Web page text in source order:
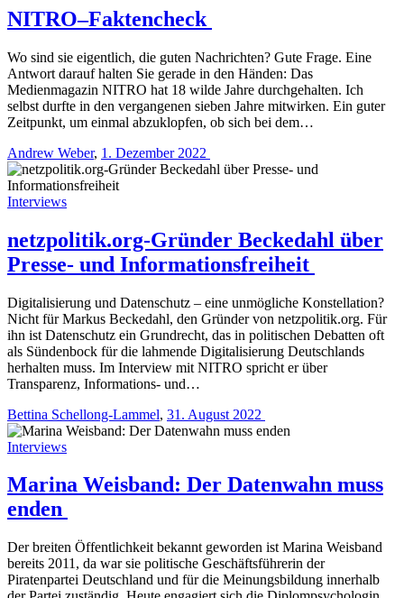
NITRO–Faktencheck
Wo sind sie eigentlich, die guten Nachrichten? Gute Frage. Eine
Antwort darauf halten Sie gerade in den Händen: Das
Medienmagazin NITRO hat 18 wilde Jahre durchgehalten. Ich
selbst durfte in den vergangenen sieben Jahre mitwirken. Ein guter
Zeitpunkt, um einmal abzuklopfen, ob sich bei dem…
Andrew Weber, 1. Dezember 2022
Interviews
netzpolitik.org-Gründer Beckedahl über
Presse- und Informationsfreiheit
Digitalisierung und Datenschutz – eine unmögliche Konstellation?
Nicht für Markus Beckedahl, den Gründer von netzpolitik.org. Für
ihn ist Datenschutz ein Grundrecht, das in politischen Debatten oft
als Sündenbock für die lahmende Digitalisierung Deutschlands
herhalten muss. Im Interview mit NITRO spricht er über
Transparenz, Informations- und…
Bettina Schellong-Lammel, 31. August 2022
Interviews
Marina Weisband: Der Datenwahn muss
enden
Der breiten Öffentlichkeit bekannt geworden ist Marina Weisband
bereits 2011, da war sie politische Geschäftsführerin der
Piratenpartei Deutschland und für die Meinungsbildung innerhalb